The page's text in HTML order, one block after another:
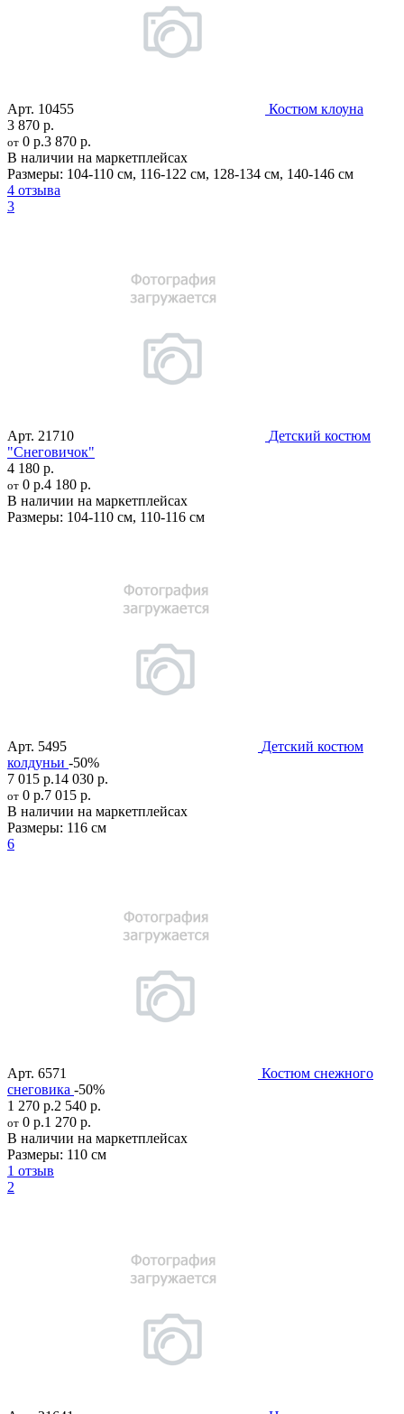
Арт. 10455
Костюм клоуна
3 870 р.
от 0 р.3 870 р.
В наличии на маркетплейсах
Размеры: 104-110 см, 116-122 см, 128-134 см, 140-146 см
4 отзыва
3
Арт. 21710
Детский костюм
"Снеговичок"
4 180 р.
от 0 р.4 180 р.
В наличии на маркетплейсах
Размеры: 104-110 см, 110-116 см
Арт. 5495
Детский костюм
колдуньи -50%
7 015 р.14 030 р.
от 0 р.7 015 р.
В наличии на маркетплейсах
Размеры: 116 см
6
Арт. 6571
Костюм снежного
снеговика -50%
1 270 р.2 540 р.
от 0 р.1 270 р.
В наличии на маркетплейсах
Размеры: 110 см
1 отзыв
2